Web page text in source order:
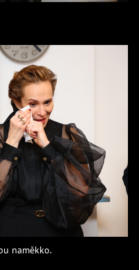
naměkko.